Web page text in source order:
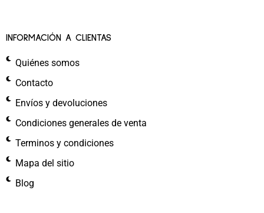
INFORMACIÓN A CLIENTAS
Quiénes somos
Contacto
Envíos y devoluciones
Condiciones generales de venta
Terminos y condiciones
Mapa del sitio
Blog